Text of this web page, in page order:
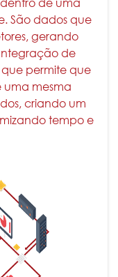
São dados que
gerando
de
que permite que
uma mesma
criando um
tempo e